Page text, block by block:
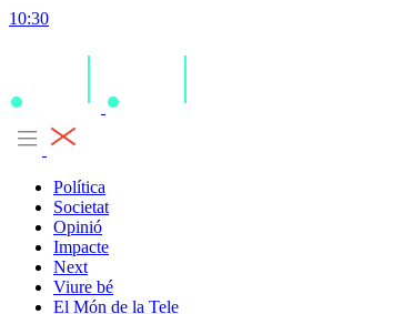
10:30
Política
Societat
Opinió
Impacte
Next
Viure bé
El Món de la Tele